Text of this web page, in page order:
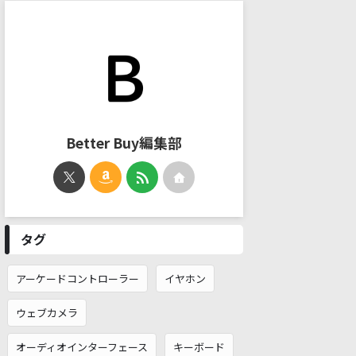
Better Buy編集部
タグ
アーケードコントローラー イヤホン
ウェブカメラ
オーディオインターフェース キーボード